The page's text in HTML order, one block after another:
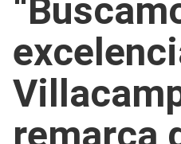
remarca